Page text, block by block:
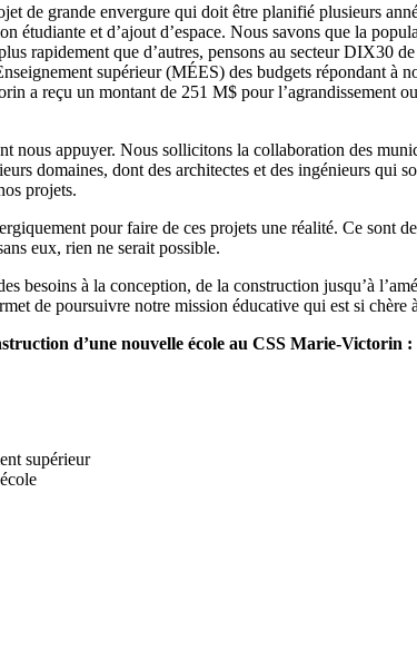
de grande envergure qui doit être planifié plusieurs
étudiante et d’ajout d’espace. Nous savons que la
rapidement que d’autres, pensons au secteur DIX30
supérieur (MÉES) des budgets répondant à
a reçu un montant de 251 M$ pour l’agrandissement
nous appuyer. Nous sollicitons la collaboration des
domaines, dont des architectes et des ingénieurs qui
projets.
pour faire de ces projets une réalité. Ce sont
eux, rien ne serait possible.
besoins à la conception, de la construction jusqu’à
de poursuivre notre mission éducative qui est si chère
d’une nouvelle école au CSS Marie-Victorin :
supérieur